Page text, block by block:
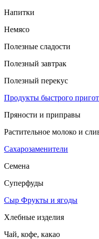
Напитки
Немясо
Полезные сладости
Полезный завтрак
Полезный перекус
Продукты быстрого
Пряности и приправы
Растительное молоко и
Сахарозаменители
Семена
Суперфуды
Сыр Фрукты и ягоды
Хлебные изделия
Чай, кофе, какао